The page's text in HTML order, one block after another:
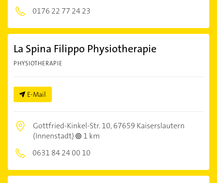
0176 22 77 24 23
La Spina Filippo Physiotherapie
PHYSIOTHERAPIE
E-Mail
Gottfried-Kinkel-Str. 10,67659 Kaiserslautern
(Innenstadt)
1 km
0631 84 24 00 10